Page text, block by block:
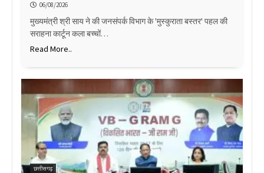
06/08/2026
मुख्यमंत्री श्री साय ने की जनसंपर्क विभाग के 'मुस्कुराता बस्तर' पहल की
सराहना कार्टून कला बच्चों…
Read More..
छत्तीसगढ़